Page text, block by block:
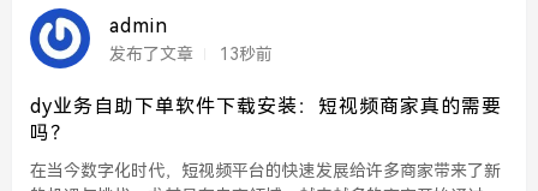
admin
发布了文章 13秒前
dy业务自助下单软件下载安装：短视频商家真的需要
吗？
在当今数字化时代，短视频平台的快速发展给许多商家带来了新